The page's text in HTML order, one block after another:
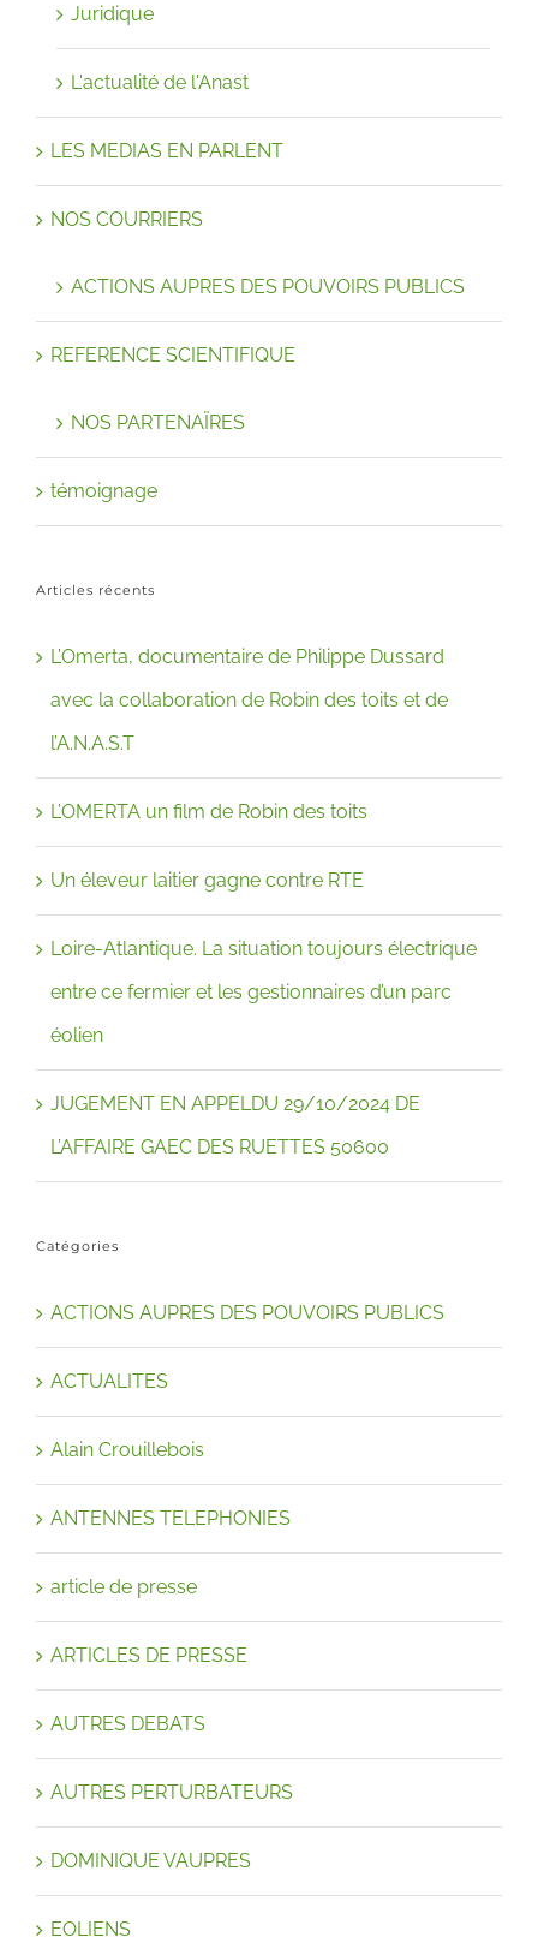
Juridique
L'actualité de l'Anast
LES MEDIAS EN PARLENT
NOS COURRIERS
ACTIONS AUPRES DES POUVOIRS PUBLICS
REFERENCE SCIENTIFIQUE
NOS PARTENAÏRES
témoignage
Articles récents
L’Omerta, documentaire de Philippe Dussard
avec la collaboration de Robin des toits et de
l’A.N.A.S.T
L’OMERTA un film de Robin des toits
Un éleveur laitier gagne contre RTE
Loire-Atlantique. La situation toujours électrique
entre ce fermier et les gestionnaires d’un parc
éolien
JUGEMENT EN APPELDU 29/10/2024 DE
L’AFFAIRE GAEC DES RUETTES 50600
Catégories
ACTIONS AUPRES DES POUVOIRS PUBLICS
ACTUALITES
Alain Crouillebois
ANTENNES TELEPHONIES
article de presse
ARTICLES DE PRESSE
AUTRES DEBATS
AUTRES PERTURBATEURS
DOMINIQUE VAUPRES
EOLIENS